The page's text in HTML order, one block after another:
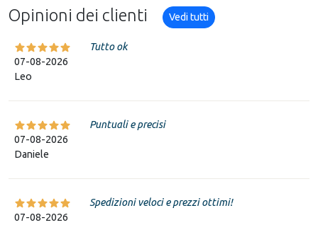
Opinioni dei clienti Vedi tutti
07-08-2026
Leo
Tutto ok
07-08-2026
Daniele
Puntuali e precisi
07-08-2026
Spedizioni veloci e prezzi ottimi!